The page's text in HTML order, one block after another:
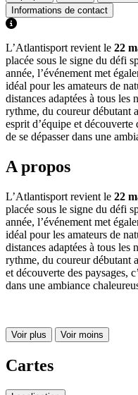
Informations de contact
L’Atlantisport revient le 22
placée sous le signe du défi
année, l’événement met
idéal pour les amateurs de
distances adaptées à tous
rythme, du coureur débutant
esprit d’équipe et découverte
de se dépasser dans une
A propos
L’Atlantisport revient le 22
placée sous le signe du défi
année, l’événement met
idéal pour les amateurs de
distances adaptées à tous
rythme, du coureur débutant
et découverte des paysages,
dans une ambiance
Voir plus Voir moins
Cartes